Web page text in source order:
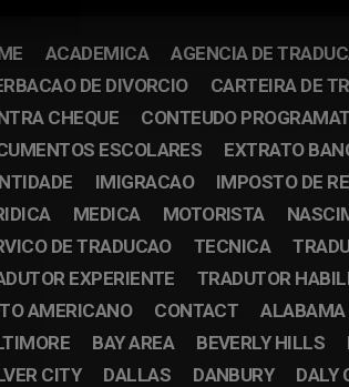
ACADEMICA AGENCIA DE
DE DIVORCIO
CARTEIRA DE
CHEQUE
CONTEUDO
ESCOLARES
EXTRATO
IMIGRACAO IMPOSTO DE
MEDICA MOTORISTA
DE TRADUCAO
TECNICA
EXPERIENTE
TRADUTOR
AMERICANO
CONTACT ALABAMA
BAY AREA BEVERLY HILLS
CITY
DALLAS DANBURY DALY